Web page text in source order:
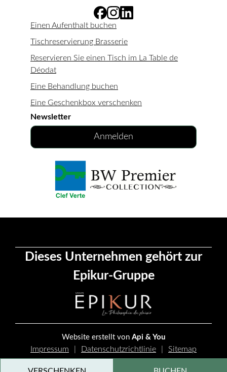
Einen Aufenthalt buchen
Tischreservierung Brasserie
Reservieren Sie einen Tisch im La Table de
Déodat
Eine Behandlung buchen
Eine Geschenkbox verschenken
Newsletter
Anmelden
Dieses Unternehmen gehört zur
Epikur-Gruppe
Website erstellt von Api & You
Impressum Datenschutzrichtlinie
Sitemap